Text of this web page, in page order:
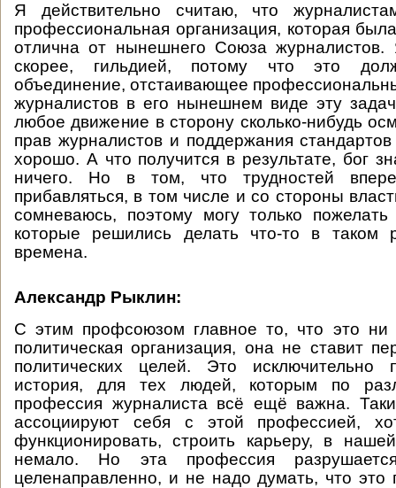
Я действительно считаю, что
профессиональная организация, которая
отлична от нынешнего Союза
скорее, гильдией, потому что это
объединение, отстаивающее
журналистов в его нынешнем виде эту
любое движение в сторону сколько-нибудь
прав журналистов и поддержания
хорошо. А что получится в результате, бог
ничего. Но в том, что трудностей
прибавляться, в том числе и со стороны
сомневаюсь, поэтому могу только
которые решились делать что-то в
времена.
Александр Рыклин:
С этим профсоюзом главное то, что это
политическая организация, она не ставит
политических целей. Это исключительно
история, для тех людей, которым по
профессия журналиста всё ещё важна.
ассоциируют себя с этой профессией,
функционировать, строить карьеру, в
немало. Но эта профессия
целенаправленно, и не надо думать, что это